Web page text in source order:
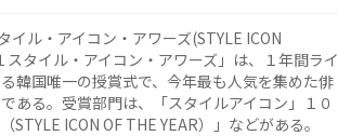
ル・アイコン・アワーズ(STYLE ICON
タイル・アイコン・アワーズ」は、１年間ライ
韓国唯一の授賞式で、今年最も人気を集めた俳
ある。受賞部門は、「スタイルアイコン」１０
ICON OF THE YEAR）」などがある。